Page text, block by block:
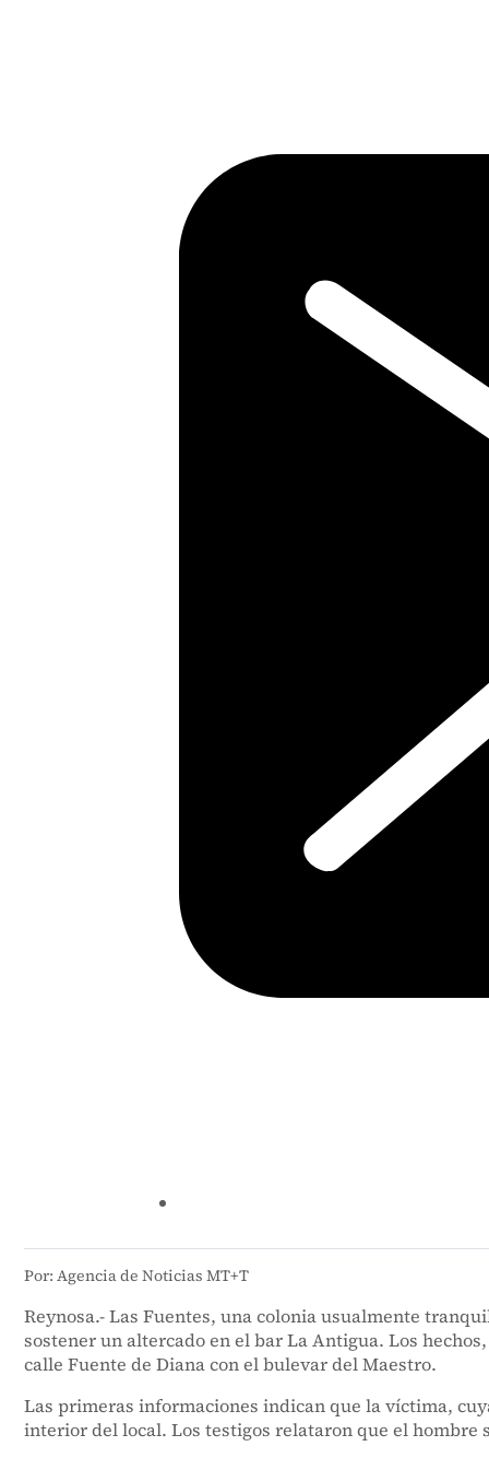
Por: Agencia de Noticias MT+T
Reynosa.- Las Fuentes, una colonia usualmente
sostener un altercado en el bar La Antigua. Los
calle Fuente de Diana con el bulevar del Maestro.
Las primeras informaciones indican que la víctima,
interior del local. Los testigos relataron que el hombre